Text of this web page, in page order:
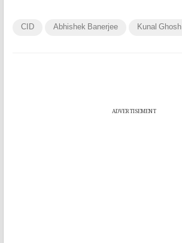
CID Abhishek Banerjee Kunal Ghosh
ADVERTISEMENT